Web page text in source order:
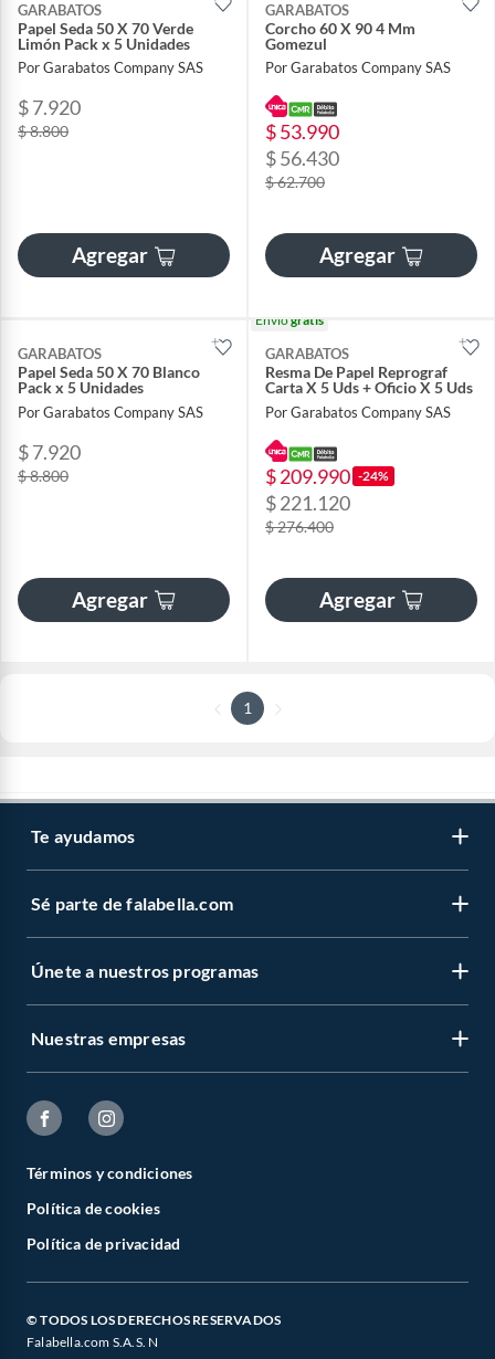
GARABATOS
Papel Seda 50 X 70 Verde
Limón Pack x 5 Unidades
Por Garabatos Company SAS
$ 7.920
$ 8.800
Agregar
GARABATOS
Corcho 60 X 90 4 Mm
Gomezul
Por Garabatos Company SAS
$ 53.990
$ 56.430
$ 62.700
Agregar
GARABATOS
Papel Seda 50 X 70 Blanco
Pack x 5 Unidades
Por Garabatos Company SAS
$ 7.920
$ 8.800
Agregar
Envíogratis
GARABATOS
Resma De Papel Reprograf
Carta X 5 Uds + Oficio X 5 Uds
Por Garabatos Company SAS
$ 209.990 -24%
$ 221.120
$ 276.400
Agregar
1
Te ayudamos
Sé parte de falabella.com
Únete a nuestros programas
Nuestras empresas
Términos y condiciones
Política de cookies
Política de privacidad
© TODOS LOS DERECHOS RESERVADOS
Falabella.com S.A.S. N